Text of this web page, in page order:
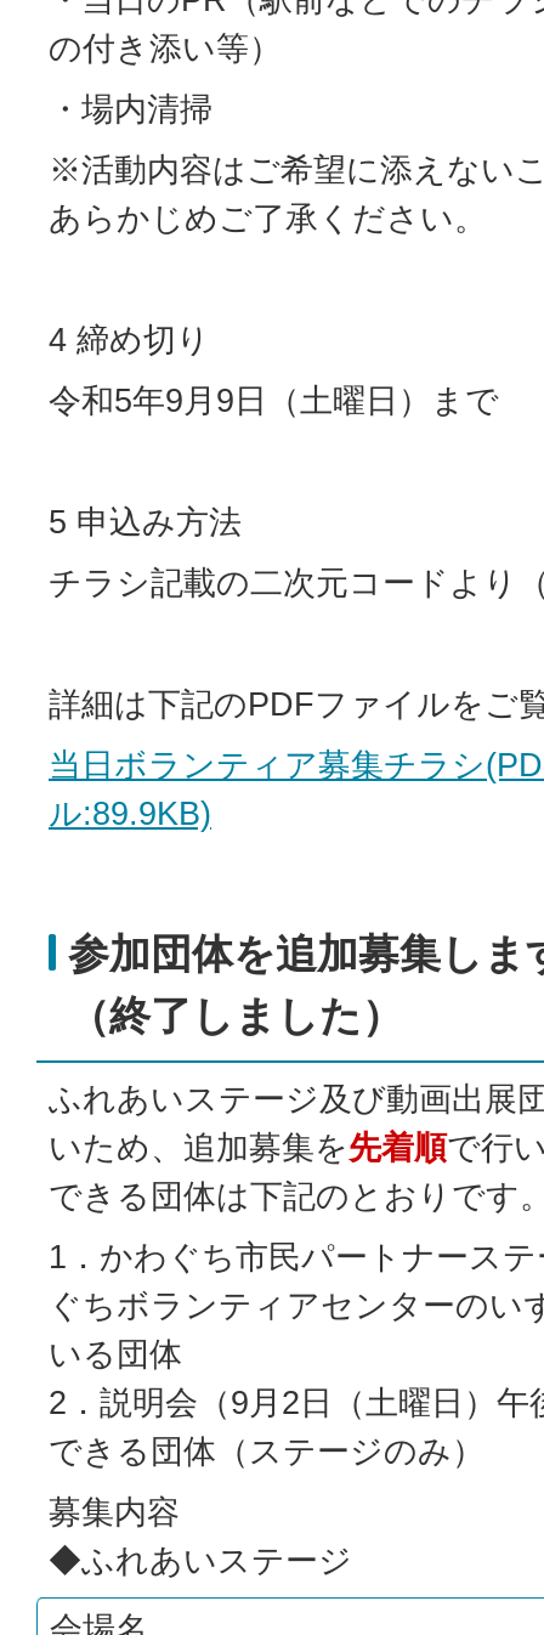
の付き添い等）
・場内清掃
※活動内容はご希望に添えない
あらかじめご了承ください。
4 締め切り
令和5年9月9日（土曜日）まで
5 申込み方法
チラシ記載の二次元コードより
詳細は下記のPDFファイルをご
当日ボランティア募集チラシ
ル:89.9KB)
参加団体を追加募集しま
（終了しました）
ふれあいステージ及び動画出展
いため、追加募集を先着順で行
できる団体は下記のとおりです
1．かわぐち市民パートナース
ぐちボランティアセンターのい
いる団体
2．説明会（9月2日（土曜日）
できる団体（ステージのみ）
募集内容
◆ふれあいステージ